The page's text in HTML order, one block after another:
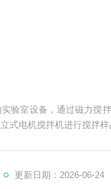
验室设备，通过磁力搅
式电机搅拌机进行搅拌样
更新日期：2026-06-24